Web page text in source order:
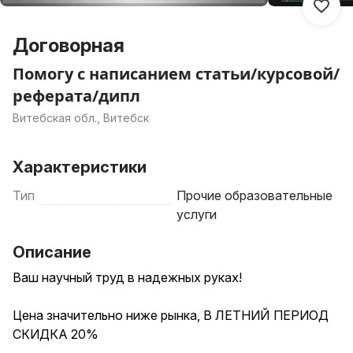
Договорная
Помогу с написанием статьи/курсовой/
реферата/дипл
Витебская обл., Витебск
Характеристики
Тип
Прочие образовательные
услуги
Описание
Ваш научный труд в надежных руках!
Цена значительно ниже рынка, В ЛЕТНИЙ ПЕРИОД
СКИДКА 20%